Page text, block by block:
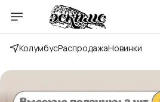
КолумбусРаспродажаНовинки